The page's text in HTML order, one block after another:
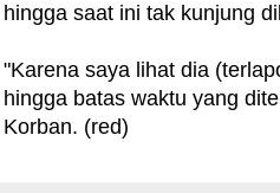
hingga saat ini tak kunjung
"Karena saya lihat dia
hingga batas waktu yang
Korban. (red)